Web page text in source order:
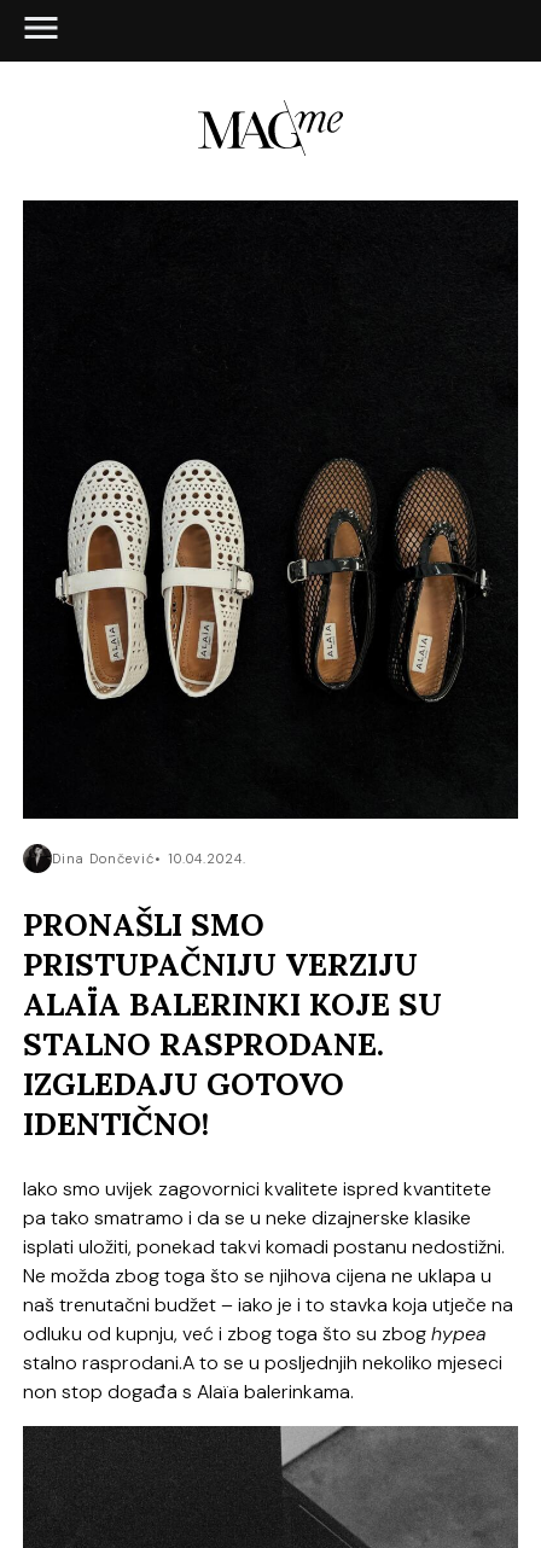
Dina Dončević 10.04.2024.
PRONAŠLI SMO
PRISTUPAČNIJU VERZIJU
ALAÏA BALERINKI KOJE SU
STALNO RASPRODANE.
IZGLEDAJU GOTOVO
IDENTIČNO!
Iako smo uvijek zagovornici kvalitete ispred kvantitete
pa tako smatramo i da se u neke dizajnerske klasike
isplati uložiti, ponekad takvi komadi postanu nedostižni.
Ne možda zbog toga što se njihova cijena ne uklapa u
naš trenutačni budžet – iako je i to stavka koja utječe na
odluku od kupnju, već i zbog toga što su zboghypea
stalno rasprodani.A to se u posljednjih nekoliko mjeseci
non stop događa s Alaïa balerinkama.